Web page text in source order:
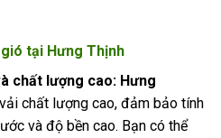
tại Hưng Thịnh
chất lượng cao: Hưng
chất lượng cao, đảm bảo tính
và độ bền cao. Bạn có thể